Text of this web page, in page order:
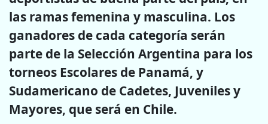
las ramas femenina y masculina. Los
ganadores de cada categoría serán
parte de la Selección Argentina para los
torneos Escolares de Panamá, y
Sudamericano de Cadetes, Juveniles y
Mayores, que será en Chile.